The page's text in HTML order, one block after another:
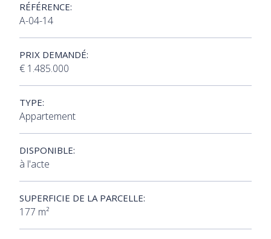
RÉFÉRENCE:
A-04-14
PRIX DEMANDÉ:
€ 1.485.000
TYPE:
Appartement
DISPONIBLE:
à l'acte
SUPERFICIE DE LA PARCELLE:
177 m²